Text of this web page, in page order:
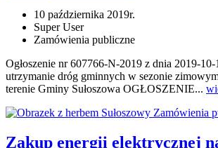
10 października 2019r.
Super User
Zamówienia publiczne
Ogłoszenie nr 607766-N-2019 z dnia 2019-
utrzymanie dróg gminnych w sezonie
terenie Gminy Sułoszowa OGŁOSZENIE...
Zamówienia
Zakup energii elektrycznej